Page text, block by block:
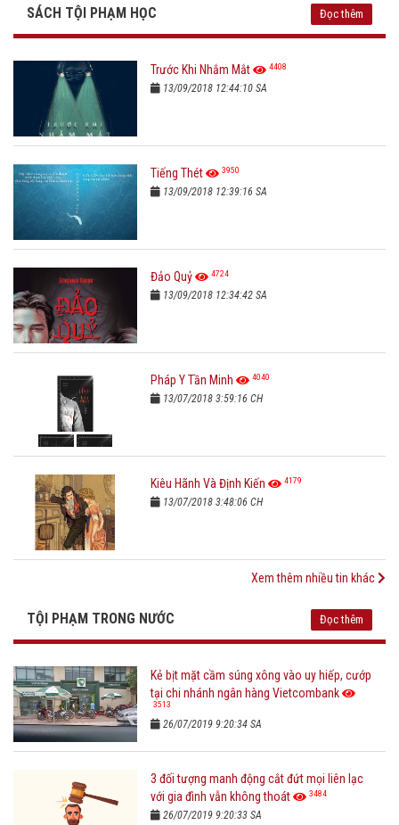
SÁCH TỘI PHẠM HỌC Đọc thêm
Trước Khi Nhắm Mắt 4408
13/09/2018 12:44:10 SA
Tiếng Thét 3950
13/09/2018 12:39:16 SA
Đảo Quỷ 4724
13/09/2018 12:34:42 SA
Pháp Y Tần Minh 4040
13/07/2018 3:59:16 CH
Kiêu Hãnh Và Định Kiến 4179
13/07/2018 3:48:06 CH
Xem thêm nhiều tin khác
TỘI PHẠM TRONG NƯỚC Đọc thêm
Kẻ bịt mặt cầm súng xông vào uy hiếp, cướp
tại chi nhánh ngân hàng Vietcombank
3513
26/07/2019 9:20:34 SA
3 đối tượng manh động cắt đứt mọi liên lạc
với gia đình vẫn không thoát
3484
26/07/2019 9:20:33 SA